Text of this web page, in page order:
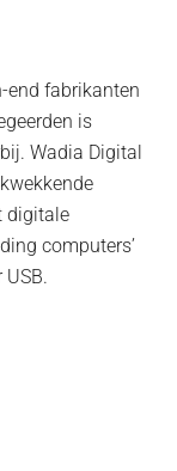
end fabrikanten
is
Wadia Digital
digitale
computers’
USB.